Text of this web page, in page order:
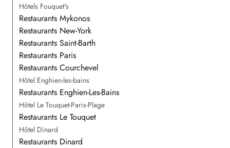
Hôtels Fouquet's
Restaurants Mykonos
Restaurants New-York
Restaurants Saint-Barth
Restaurants Paris
Restaurants Courchevel
Hôtel Enghien-les-bains
Restaurants Enghien-Les-Bains
Hôtel Le Touquet-Paris-Plage
Restaurants Le Touquet
Hôtel Dinard
Restaurants Dinard